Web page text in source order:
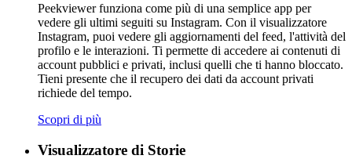
Peekviewer funziona come più di una semplice app per
vedere gli ultimi seguiti su Instagram. Con il visualizzatore
Instagram, puoi vedere gli aggiornamenti del feed, l'attività del
profilo e le interazioni. Ti permette di accedere ai contenuti di
account pubblici e privati, inclusi quelli che ti hanno bloccato.
Tieni presente che il recupero dei dati da account privati
richiede del tempo.
Scopri di più
Visualizzatore di Storie